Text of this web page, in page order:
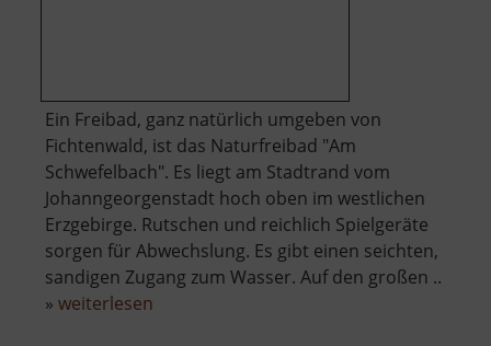
Ein Freibad, ganz natürlich umgeben von
Fichtenwald, ist das Naturfreibad "Am
Schwefelbach". Es liegt am Stadtrand vom
Johanngeorgenstadt hoch oben im westlichen
Erzgebirge. Rutschen und reichlich Spielgeräte
sorgen für Abwechslung. Es gibt einen seichten,
sandigen Zugang zum Wasser. Auf den großen ..
» weiterlesen